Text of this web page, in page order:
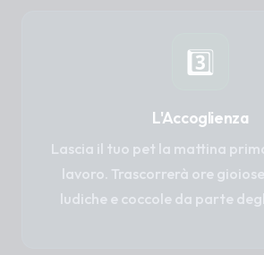
3️⃣
L'Accoglienza
Lascia il tuo pet la mattina
lavoro. Trascorrerà ore
ludiche e coccole da parte